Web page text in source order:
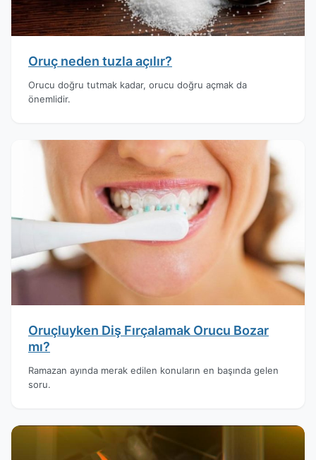
Oruç neden tuzla açılır?
Orucu doğru tutmak kadar, orucu doğru açmak da
önemlidir.
Oruçluyken Diş Fırçalamak Orucu Bozar
mı?
Ramazan ayında merak edilen konuların en başında gelen
soru.